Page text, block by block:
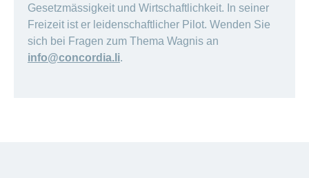
Gesetzmässigkeit und Wirtschaftlichkeit. In seiner
Freizeit ist er leidenschaftlicher Pilot. Wenden Sie
sich bei Fragen zum Thema Wagnis an
info@concordia.li.